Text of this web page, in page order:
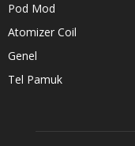
Pod Mod
Atomizer Coil
Genel
Tel Pamuk